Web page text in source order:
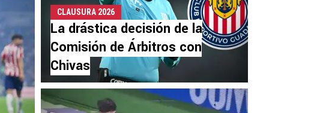
CLAUSURA 2026
La drástica decisión de la
Comisión de Árbitros con
Chivas